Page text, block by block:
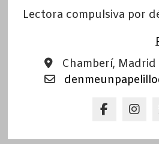
Lectora compulsiva por
Chamberí, Madrid